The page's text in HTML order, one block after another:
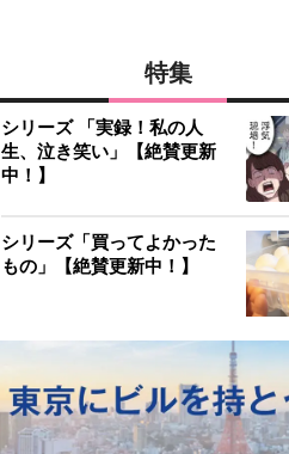
特集
シリーズ 「実録！私の人
生、泣き笑い」【絶賛更新
中！】
シリーズ「買ってよかった
もの」【絶賛更新中！】